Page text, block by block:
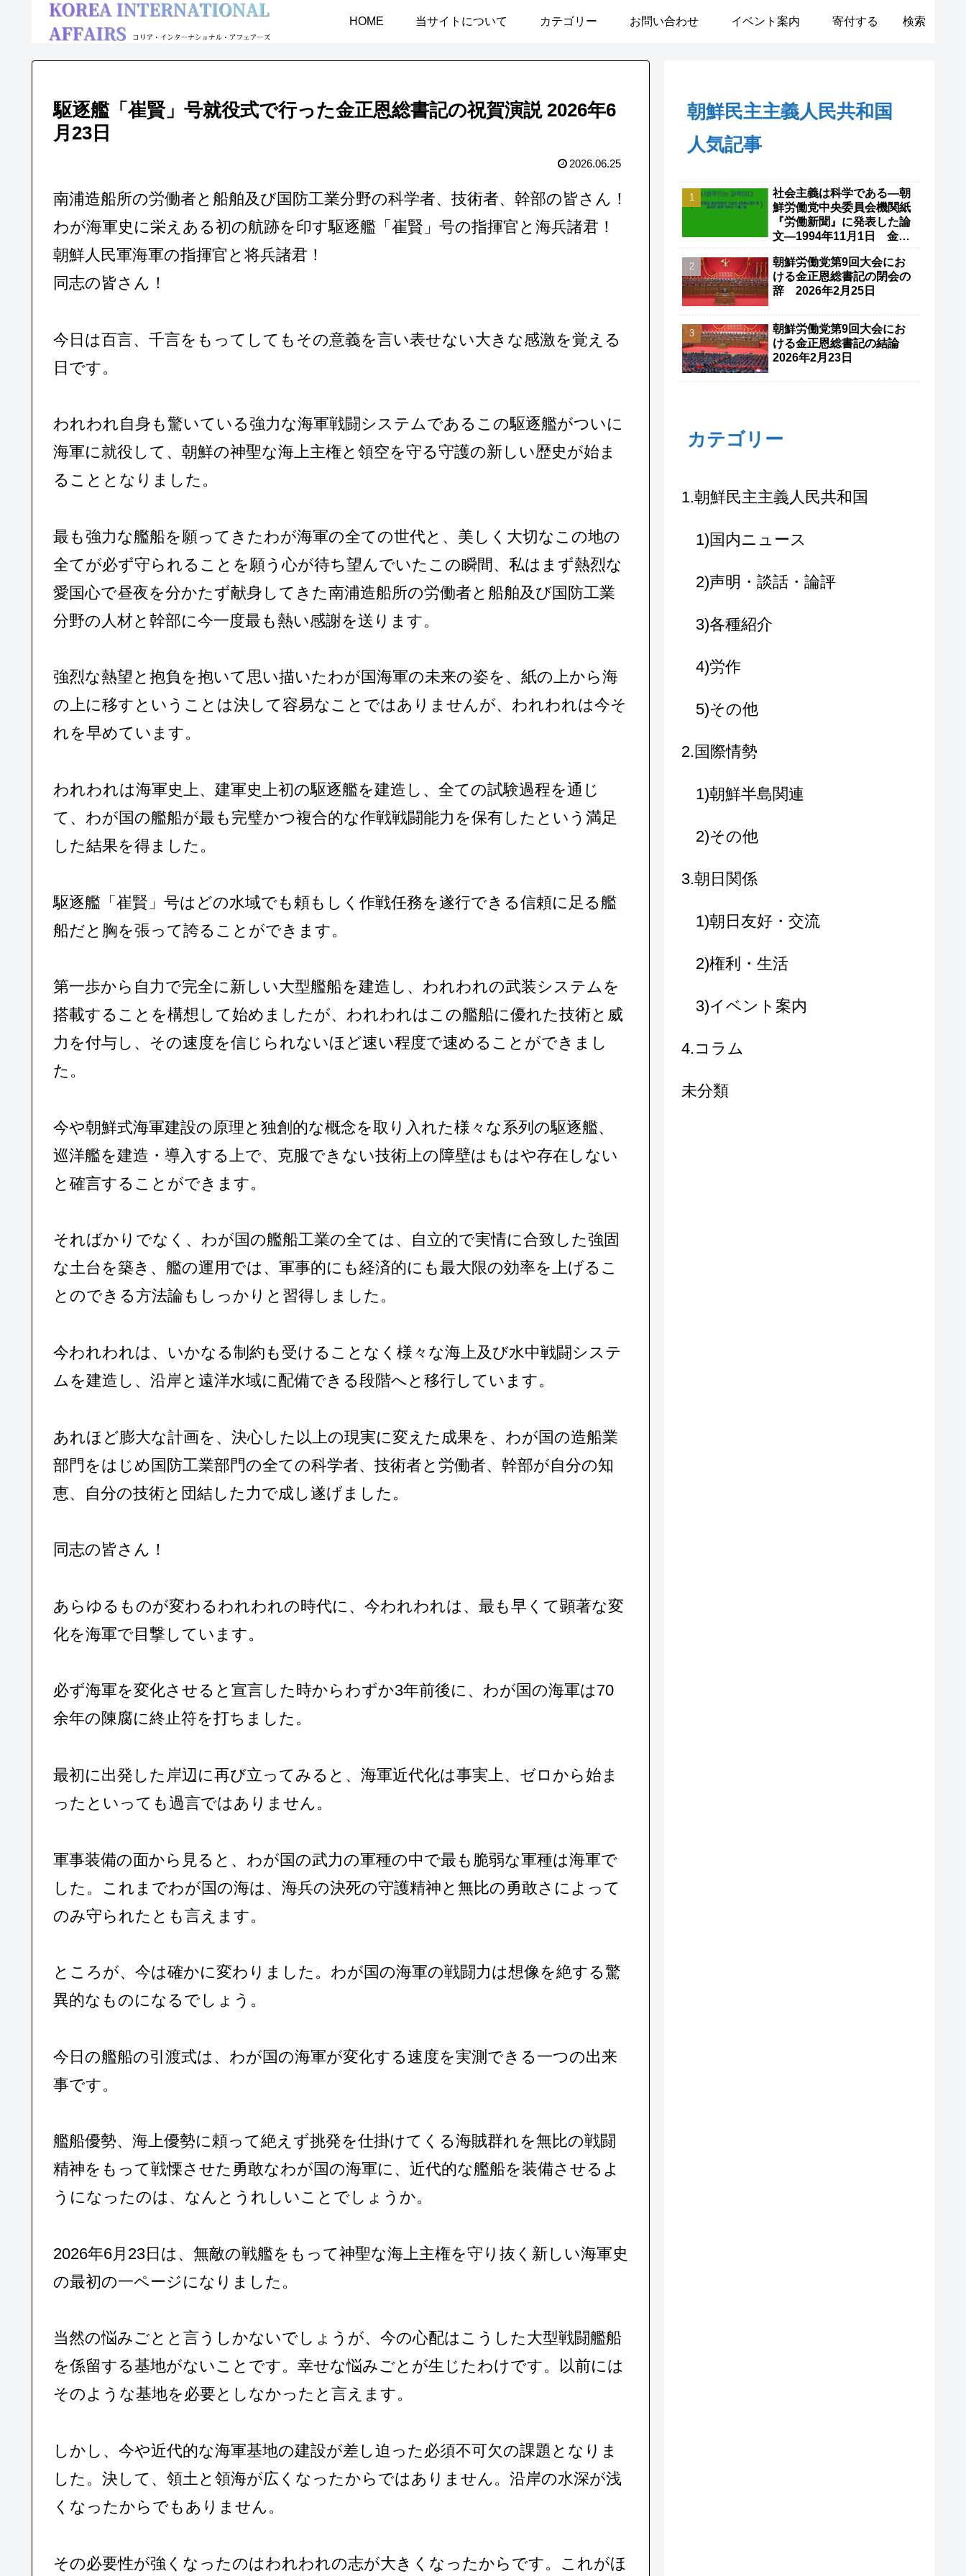
HOME 当サイトについて カテゴリー お問い合わせ イベント案内 寄付する 検索
駆逐艦「崔賢」号就役式で行った金正恩総書記の祝賀演説 2026年6
月23日
2026.06.25
南浦造船所の労働者と船舶及び国防工業分野の科学者、技術者、幹部の皆さん！
わが海軍史に栄えある初の航跡を印す駆逐艦「崔賢」号の指揮官と海兵諸君！
朝鮮人民軍海軍の指揮官と将兵諸君！
同志の皆さん！
今日は百言、千言をもってしてもその意義を言い表せない大きな感激を覚える
日です。
われわれ自身も驚いている強力な海軍戦闘システムであるこの駆逐艦がついに
海軍に就役して、朝鮮の神聖な海上主権と領空を守る守護の新しい歴史が始ま
ることとなりました。
最も強力な艦船を願ってきたわが海軍の全ての世代と、美しく大切なこの地の
全てが必ず守られることを願う心が待ち望んでいたこの瞬間、私はまず熱烈な
愛国心で昼夜を分かたず献身してきた南浦造船所の労働者と船舶及び国防工業
分野の人材と幹部に今一度最も熱い感謝を送ります。
強烈な熱望と抱負を抱いて思い描いたわが国海軍の未来の姿を、紙の上から海
の上に移すということは決して容易なことではありませんが、われわれは今そ
れを早めています。
われわれは海軍史上、建軍史上初の駆逐艦を建造し、全ての試験過程を通じ
て、わが国の艦船が最も完璧かつ複合的な作戦戦闘能力を保有したという満足
した結果を得ました。
駆逐艦「崔賢」号はどの水域でも頼もしく作戦任務を遂行できる信頼に足る艦
船だと胸を張って誇ることができます。
第一歩から自力で完全に新しい大型艦船を建造し、われわれの武装システムを
搭載することを構想して始めましたが、われわれはこの艦船に優れた技術と威
力を付与し、その速度を信じられないほど速い程度で速めることができまし
た。
今や朝鮮式海軍建設の原理と独創的な概念を取り入れた様々な系列の駆逐艦、
巡洋艦を建造・導入する上で、克服できない技術上の障壁はもはや存在しない
と確言することができます。
そればかりでなく、わが国の艦船工業の全ては、自立的で実情に合致した強固
な土台を築き、艦の運用では、軍事的にも経済的にも最大限の効率を上げるこ
とのできる方法論もしっかりと習得しました。
今われわれは、いかなる制約も受けることなく様々な海上及び水中戦闘システ
ムを建造し、沿岸と遠洋水域に配備できる段階へと移行しています。
あれほど膨大な計画を、決心した以上の現実に変えた成果を、わが国の造船業
部門をはじめ国防工業部門の全ての科学者、技術者と労働者、幹部が自分の知
恵、自分の技術と団結した力で成し遂げました。
同志の皆さん！
あらゆるものが変わるわれわれの時代に、今われわれは、最も早くて顕著な変
化を海軍で目撃しています。
必ず海軍を変化させると宣言した時からわずか3年前後に、わが国の海軍は70
余年の陳腐に終止符を打ちました。
最初に出発した岸辺に再び立ってみると、海軍近代化は事実上、ゼロから始ま
ったといっても過言ではありません。
軍事装備の面から見ると、わが国の武力の軍種の中で最も脆弱な軍種は海軍で
した。これまでわが国の海は、海兵の決死の守護精神と無比の勇敢さによって
のみ守られたとも言えます。
ところが、今は確かに変わりました。わが国の海軍の戦闘力は想像を絶する驚
異的なものになるでしょう。
今日の艦船の引渡式は、わが国の海軍が変化する速度を実測できる一つの出来
事です。
艦船優勢、海上優勢に頼って絶えず挑発を仕掛けてくる海賊群れを無比の戦闘
精神をもって戦慄させた勇敢なわが国の海軍に、近代的な艦船を装備させるよ
うになったのは、なんとうれしいことでしょうか。
2026年6月23日は、無敵の戦艦をもって神聖な海上主権を守り抜く新しい海軍史
の最初の一ページになりました。
当然の悩みごとと言うしかないでしょうが、今の心配はこうした大型戦闘艦船
を係留する基地がないことです。幸せな悩みごとが生じたわけです。以前には
そのような基地を必要としなかったと言えます。
しかし、今や近代的な海軍基地の建設が差し迫った必須不可欠の課題となりま
した。決して、領土と領海が広くなったからではありません。沿岸の水深が浅
くなったからでもありません。
その必要性が強くなったのはわれわれの志が大きくなったからです。これがほ
朝鮮民主主義人民共和国
人気記事
社会主義は科学である―朝
鮮労働党中央委員会機関紙
『労働新聞』に発表した論
文―1994年11月1日 金正
朝鮮労働党第9回大会にお
ける金正恩総書記の閉会の
辞 2026年2月25日
朝鮮労働党第9回大会にお
ける金正恩総書記の結論
2026年2月23日
カテゴリー
1.朝鮮民主主義人民共和国
1)国内ニュース
2)声明・談話・論評
3)各種紹介
4)労作
5)その他
2.国際情勢
1)朝鮮半島関連
2)その他
3.朝日関係
1)朝日友好・交流
2)権利・生活
3)イベント案内
4.コラム
未分類